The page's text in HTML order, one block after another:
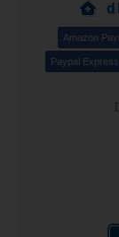
Amazon
Paypal Express